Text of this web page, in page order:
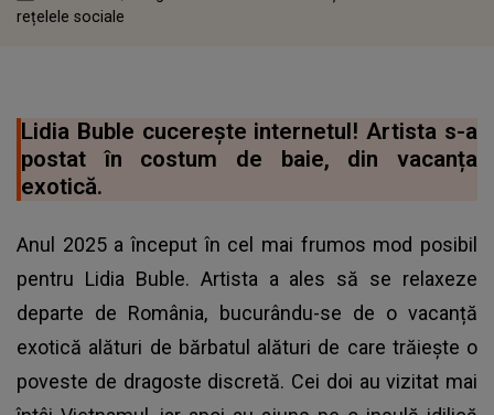
rețelele sociale
Lidia Buble cucerește internetul! Artista s-a
postat în costum de baie, din vacanța
exotică.
Anul 2025 a început în cel mai frumos mod posibil
pentru Lidia Buble. Artista a ales să se relaxeze
departe de România, bucurându-se de o vacanță
exotică alături de bărbatul alături de care trăiește o
poveste de dragoste discretă. Cei doi au vizitat mai